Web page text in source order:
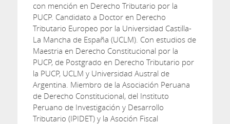
con mención en Derecho Tributario por la
PUCP. Candidato a Doctor en Derecho
Tributario Europeo por la Universidad Castilla-
La Mancha de España (UCLM). Con estudios de
Maestria en Derecho Constitucional por la
PUCP, de Postgrado en Derecho Tributario por
la PUCP, UCLM y Universidad Austral de
Argentina. Miembro de la Asociación Peruana
de Derecho Constitucional, del Instituto
Peruano de Investigación y Desarrollo
Tributario (IPIDET) y la Asoción Fiscal